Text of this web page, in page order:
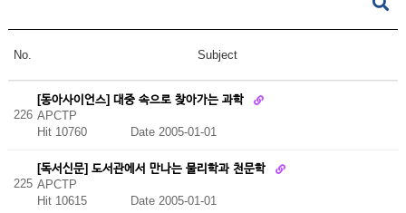
No. Subject
226
[동아사이언스] 대중 속으로 찾아가는 과학
APCTP
Hit 10760
Date 2005-01-01
225
[독서신문] 도서관에서 만나는 물리학과 천문학
APCTP
Hit 10615
Date 2005-01-01